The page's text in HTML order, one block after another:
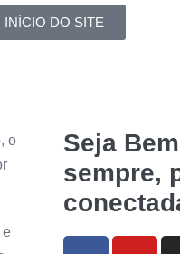
INÍCIO DO SITE
o
e
Seja
sempre,